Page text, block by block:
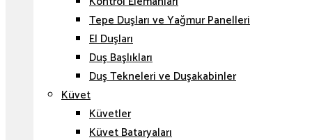
Tepe Duşları ve Yağmur Panelleri
El Duşları
Duş Başlıkları
Duş Tekneleri ve Duşakabinler
Küvet
Küvetler
Küvet Bataryaları